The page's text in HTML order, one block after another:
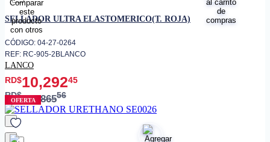
favorito
SELLADOR ULTRA ELASTOMERICO(T. ROJA)
CÓDIGO: 04-27-0264
REF: RC-905-2BLANCO
LANCO
RD$10,29245
RD$12,86556
OFERTA